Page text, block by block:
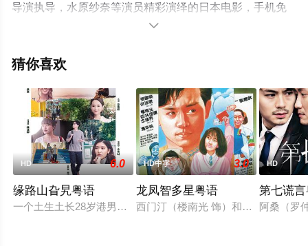
导演执导，水原纱奈等演员精彩演绎的日本电影，手机免
费观看高清无删减完整版电影大全就上飘花影院，更多相

猜你喜欢
HD 6.0
缘路山旮旯粤语
一个土生土长28岁港男阿厚 (岑珈其 饰)，一不高大，二不靓仔
HD中字 3.0
龙凤智多星粤语
西门汀（楼南光 饰）和张荣（张国
HD
第七谎
阿桑（罗